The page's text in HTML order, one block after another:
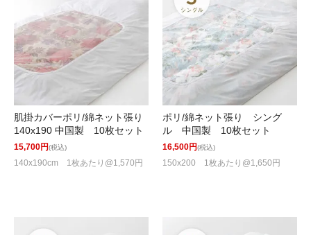
肌掛カバーポリ/綿ネット張り
140x190 中国製 10枚セット
15,700円(税込)
140x190cm 1枚あたり@1,570円
ポリ/綿ネット張り シング
ル 中国製 10枚セット
16,500円(税込)
150x200 1枚あたり@1,650円